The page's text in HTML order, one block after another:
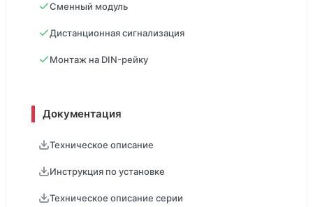
Сменный модуль
Дистанционная сигнализация
Монтаж на DIN-рейку
Документация
Техническое описание
Инструкция по установке
Техническое описание серии